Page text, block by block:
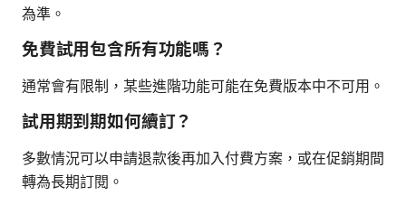
為準。
免費試用包含所有功能嗎？
通常會有限制，某些進階功能可能在免費版本中不可用。
試用期到期如何續訂？
多數情況可以申請退款後再加入付費方案，或在促銷期間
轉為長期訂閱。